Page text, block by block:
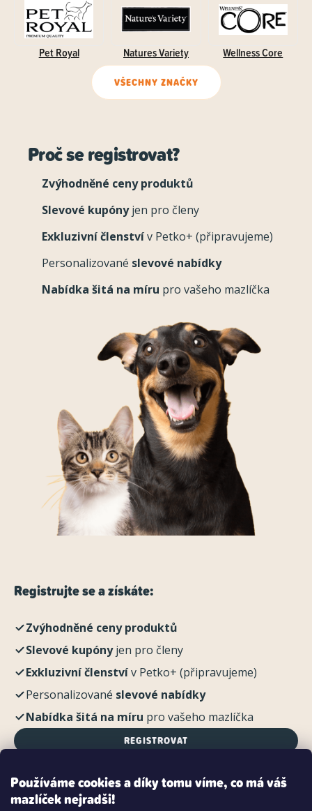
Používáme cookies a díky tomu víme, co má váš
mazlíček nejradši!
Pet Royal Natures Variety Wellness Core
VŠECHNY ZNAČKY
Proč se registrovat?
Zvýhodněné ceny produktů
Slevové kupónyjen pro členy
Exkluzivní členstvív Petko+ (připravujeme)
Personalizované slevové nabídky
Nabídka šitá na míru pro vašeho mazlíčka
Registrujte se a získáte:
Zvýhodněné ceny produktů
Slevové kupónyjen pro členy
Exkluzivní členstvív Petko+ (připravujeme)
Personalizované slevové nabídky
Nabídka šitá na míru pro vašeho mazlíčka
REGISTROVAT